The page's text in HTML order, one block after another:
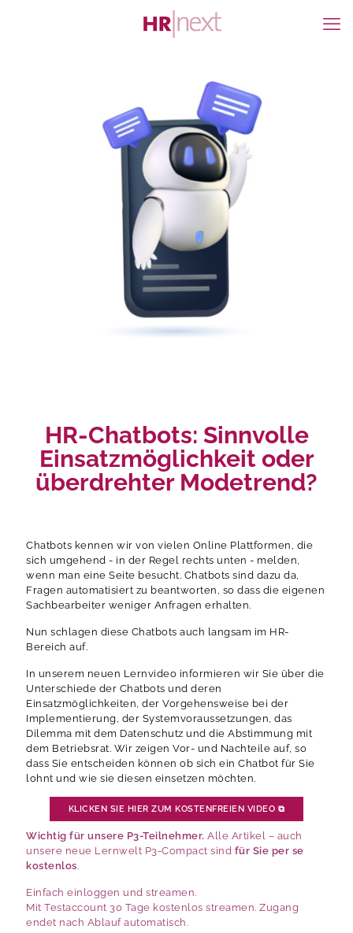
HR-Chatbots: Sinnvolle
Einsatzmöglichkeit oder
überdrehter Modetrend?
Chatbots kennen wir von vielen Online Plattformen, die
sich umgehend - in der Regel rechts unten - melden,
wenn man eine Seite besucht. Chatbots sind dazu da,
Fragen automatisiert zu beantworten, so dass die eigenen
Sachbearbeiter weniger Anfragen erhalten.
Nun schlagen diese Chatbots auch langsam im HR-
Bereich auf.
In unserem neuen Lernvideo informieren wir Sie über die
Unterschiede der Chatbots und deren
Einsatzmöglichkeiten, der Vorgehensweise bei der
Implementierung, der Systemvoraussetzungen, das
Dilemma mit dem Datenschutz und die Abstimmung mit
dem Betriebsrat. Wir zeigen Vor- und Nachteile auf, so
dass Sie entscheiden können ob sich ein Chatbot für Sie
lohnt und wie sie diesen einsetzen möchten.
KLICKEN SIE HIER ZUM KOSTENFREIEN VIDEO ⧉
Wichtig für unsere P3-Teilnehmer. Alle Artikel – auch
unsere neue Lernwelt P3-Compact sind für Sie per se
kostenlos.
Einfach einloggen und streamen.
Mit Testaccount 30 Tage kostenlos streamen. Zugang
endet nach Ablauf automatisch.